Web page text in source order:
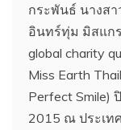
กระพันธ์ นางส
อินทร์ทุ่ม มิสแก
global charity
Miss Earth
Perfect Smile)
2015 ณ ประเท